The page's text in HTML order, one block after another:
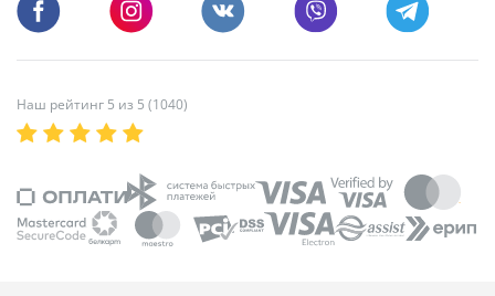
Наш рейтинг 5 из 5 (1040)